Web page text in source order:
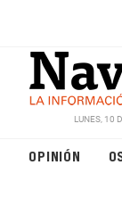
LUNES, 10
OPINIÓN